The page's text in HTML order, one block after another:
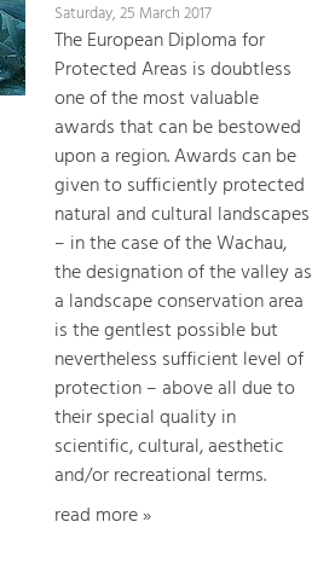
Saturday, 25 March 2017
The European Diploma for
Protected Areas is doubtless
one of the most valuable
awards that can be bestowed
upon a region. Awards can be
given to sufficiently protected
natural and cultural landscapes
– in the case of the Wachau,
the designation of the valley as
a landscape conservation area
is the gentlest possible but
nevertheless sufficient level of
protection – above all due to
their special quality in
scientific, cultural, aesthetic
and/or recreational terms.
read more »